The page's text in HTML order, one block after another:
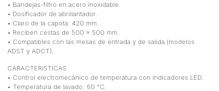
• Bandejas-filtro en acero inoxidable.
• Dosificador de abrillantador.
• Claro de la capota: 420 mm.
• Reciben cestas de 500 x 500 mm.
• Compatibles con las mesas de entrada y de salida (modelos
ADST y ADCT).
CARACTERíSTICAS
• Control electromecánico de temperatura con indicadores LED.
• Temperatura de lavado: 60 °C.